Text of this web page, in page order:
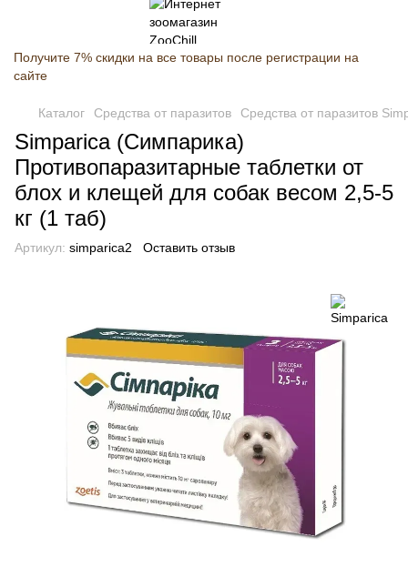
Получите 7% скидки на все товары после регистрации на
сайте
Каталог Средства от паразитов Средства от паразитов
Simparica (Симпарика)
Противопаразитарные таблетки от
блох и клещей для собак весом 2,5-5
кг (1 таб)
Артикул: simparica2 Оставить отзыв